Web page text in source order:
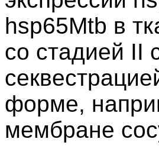
hsp65Mtb в
со стадией II
форме,
мембране